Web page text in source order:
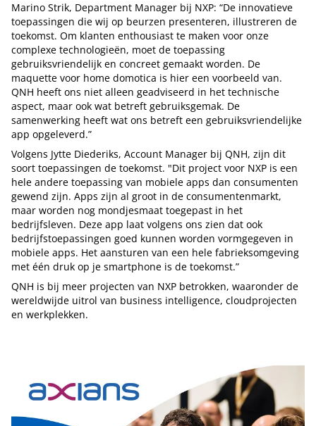
Marino Strik, Department Manager bij NXP: “De innovatieve
toepassingen die wij op beurzen presenteren, illustreren de
toekomst. Om klanten enthousiast te maken voor onze
complexe technologieën, moet de toepassing
gebruiksvriendelijk en concreet gemaakt worden. De
maquette voor home domotica is hier een voorbeeld van.
QNH heeft ons niet alleen geadviseerd in het technische
aspect, maar ook wat betreft gebruiksgemak. De
samenwerking heeft wat ons betreft een gebruiksvriendelijke
app opgeleverd.”
Volgens Jytte Diederiks, Account Manager bij QNH, zijn dit
soort toepassingen de toekomst. "Dit project voor NXP is een
hele andere toepassing van mobiele apps dan consumenten
gewend zijn. Apps zijn al groot in de consumentenmarkt,
maar worden nog mondjesmaat toegepast in het
bedrijfsleven. Deze app laat volgens ons zien dat ook
bedrijfstoepassingen goed kunnen worden vormgegeven in
mobiele apps. Het aansturen van een hele fabrieksomgeving
met één druk op je smartphone is de toekomst.”
QNH is bij meer projecten van NXP betrokken, waaronder de
wereldwijde uitrol van business intelligence, cloudprojecten
en werkplekken.